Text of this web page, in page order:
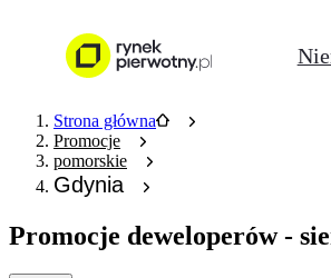
Strona główna
Promocje
pomorskie
Gdynia
Promocje deweloperów -